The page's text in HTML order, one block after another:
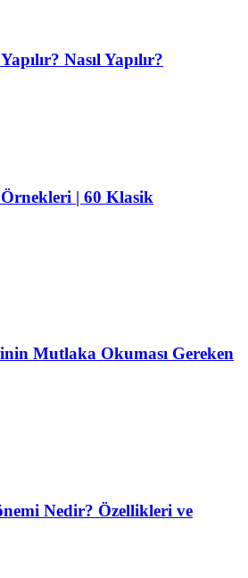
Nasıl Yapılır?
| 60 Klasik
Mutlaka Okuması Gereken
Nedir? Özellikleri ve